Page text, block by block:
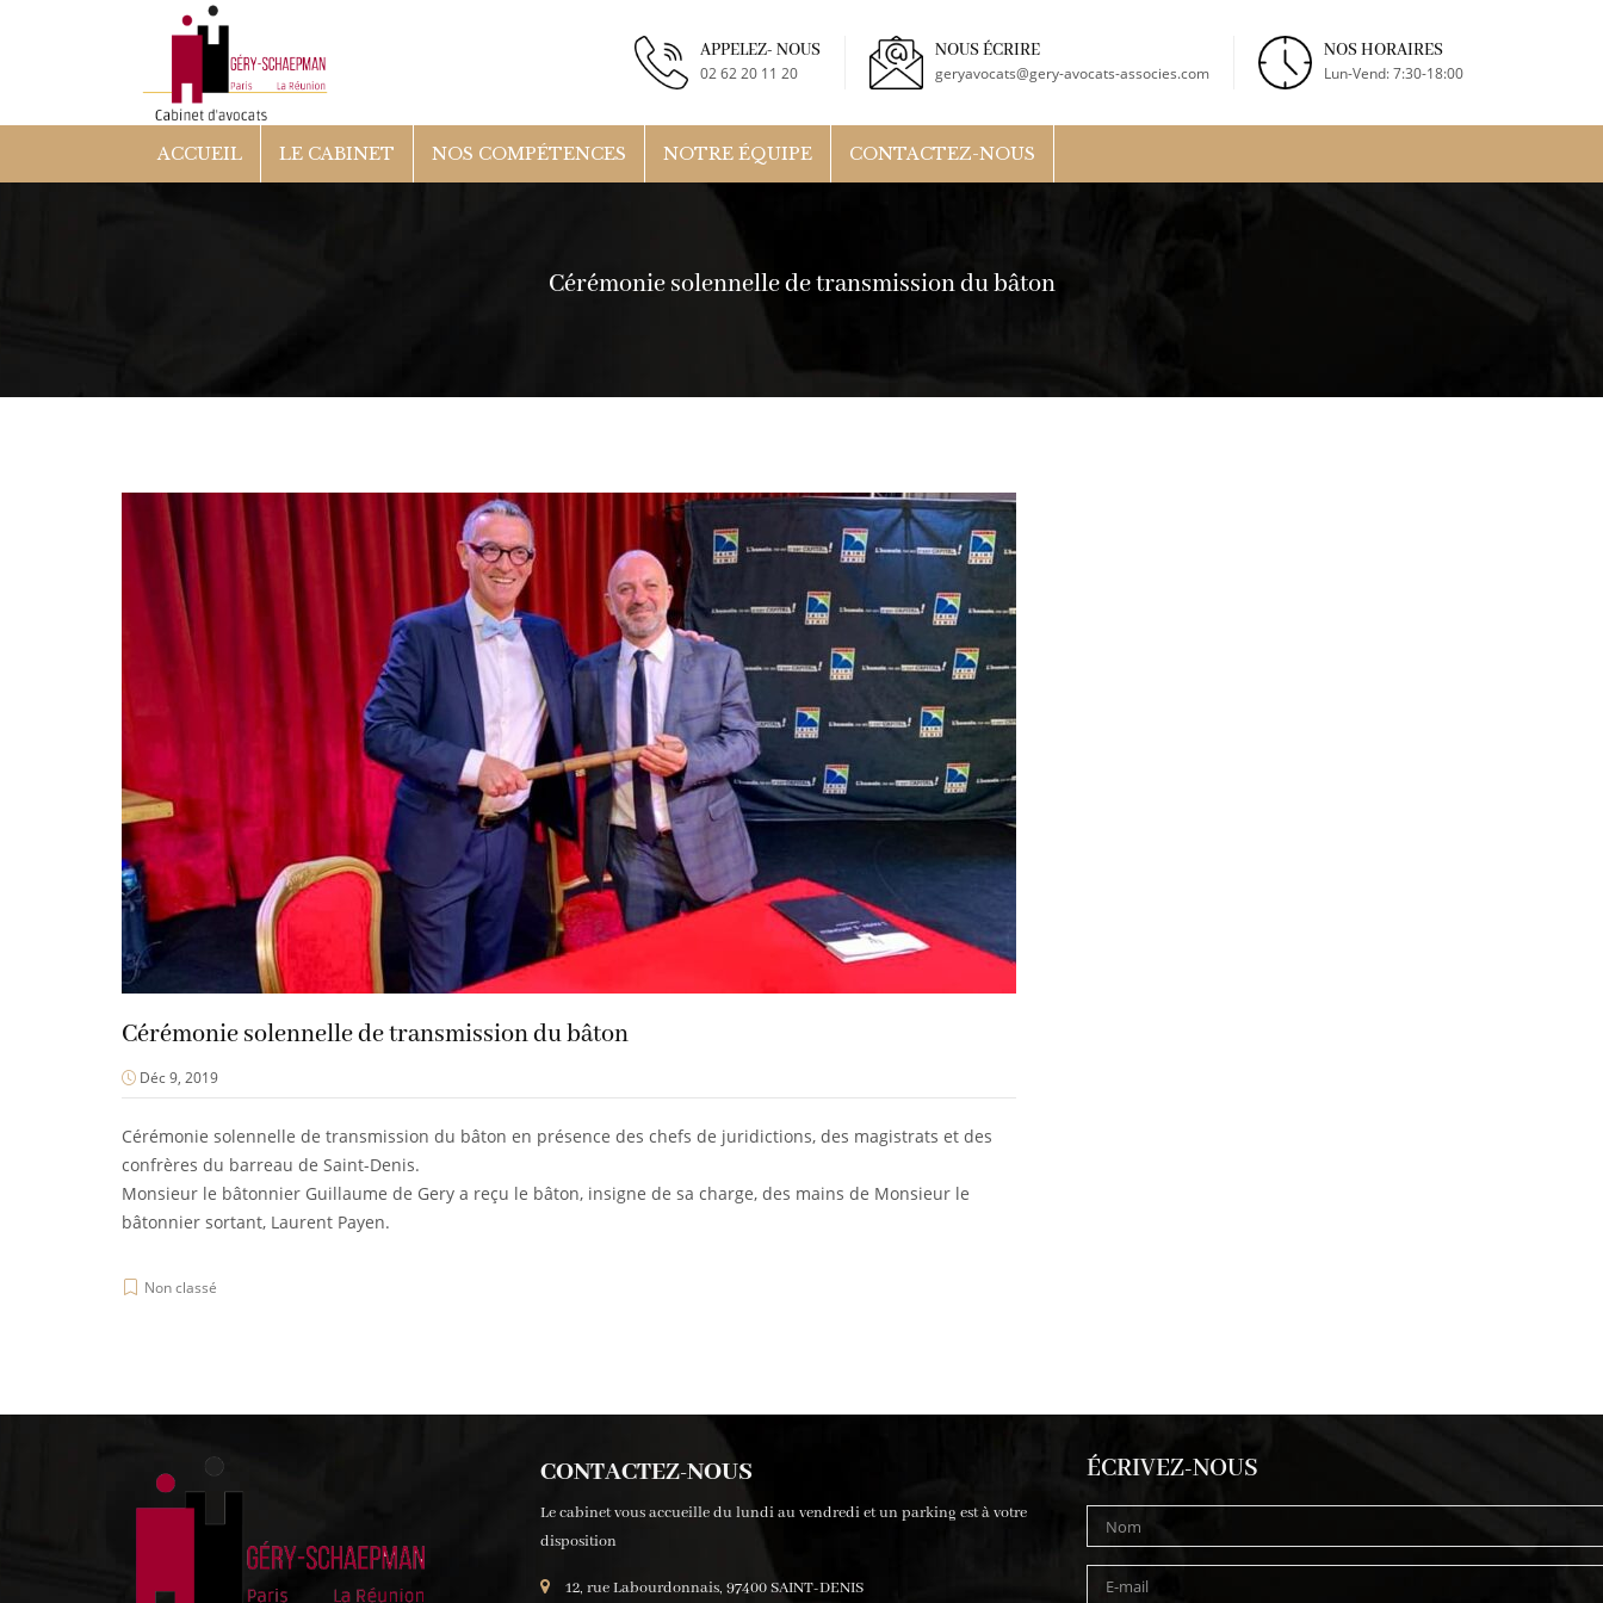
APPELEZ- NOUS
02 62 20 11 20
NOUS ÉCRIRE
geryavocats@gery-avocats-associes.com
NOS HORAIRES
Lun-Vend: 7:30-18:00
ACCUEIL LE CABINET NOS COMPÉTENCES NOTRE ÉQUIPE CONTACTEZ-NOUS
Cérémonie solennelle de transmission du bâton
Cérémonie solennelle de transmission du bâton
Déc 9, 2019
Cérémonie solennelle de transmission du bâton en présence des chefs de juridictions, des magistrats et des
confrères du barreau de Saint-Denis.
Monsieur le bâtonnier Guillaume de Gery a reçu le bâton, insigne de sa charge, des mains de Monsieur le
bâtonnier sortant, Laurent Payen.
Non classé
CONTACTEZ-NOUS
Le cabinet vous accueille du lundi au vendredi et un parking est à votre
disposition
12, rue Labourdonnais, 97400 SAINT-DENIS
ÉCRIVEZ-NOUS